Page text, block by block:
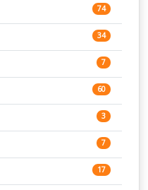
153
345
15
16
15
15
14
74
34
7
60
3
7
17